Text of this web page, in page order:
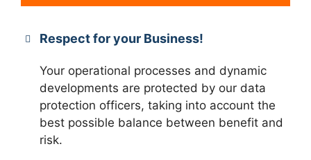
Respect for your Business!
Your operational processes and dynamic
developments are protected by our data
protection officers, taking into account the
best possible balance between benefit and
risk.